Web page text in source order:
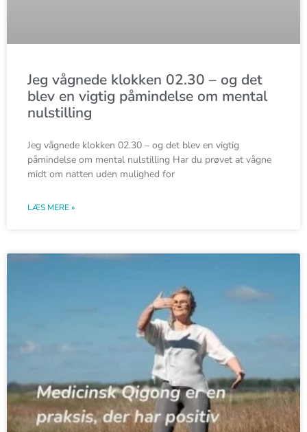
Jeg vågnede klokken 02.30 – og det
blev en vigtig påmindelse om mental
nulstilling
Jeg vågnede klokken 02.30 – og det blev en vigtig
påmindelse om mental nulstilling Har du prøvet at vågne
midt om natten uden mulighed for
LÆS MERE »